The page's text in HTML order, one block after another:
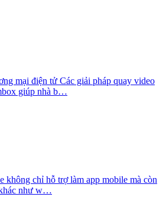
mại điện tử Các giải pháp quay video
giúp nhà b…
không chỉ hỗ trợ làm app mobile mà còn
như w…